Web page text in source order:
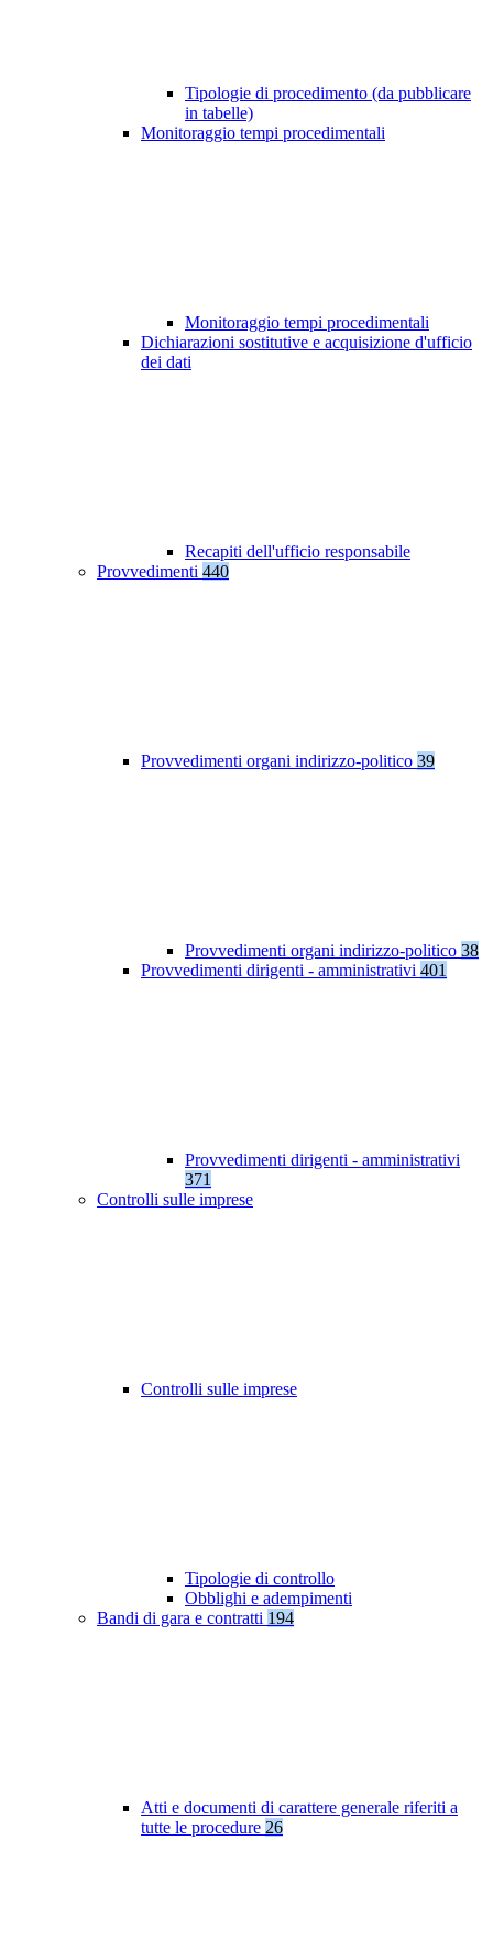
Tipologie di procedimento (da pubblicare
in tabelle)
Monitoraggio tempi procedimentali
Monitoraggio tempi procedimentali
Dichiarazioni sostitutive e acquisizione d'ufficio
dei dati
Recapiti dell'ufficio responsabile
Provvedimenti 440
Provvedimenti organi indirizzo-politico 39
Provvedimenti organi indirizzo-politico 38
Provvedimenti dirigenti - amministrativi 401
Provvedimenti dirigenti - amministrativi
371
Controlli sulle imprese
Controlli sulle imprese
Tipologie di controllo
Obblighi e adempimenti
Bandi di gara e contratti 194
Atti e documenti di carattere generale riferiti a
tutte le procedure 26